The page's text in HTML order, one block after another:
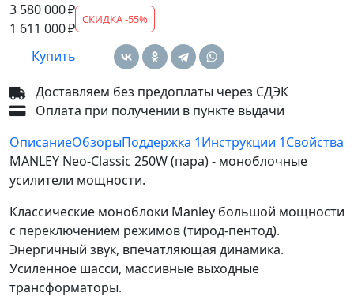
3 580 000 ₽
1 611 000 ₽
СКИДКА -55%
Купить
Доставляем без предоплаты через СДЭК
Оплата при получении в пункте выдачи
ОписаниеОбзорыПоддержка 1Инструкции 1Свойства
MANLEY Neo-Classic 250W (пара) - моноблочные
усилители мощности.
Классические моноблоки Manley большой мощности
с переключением режимов (тирод-пентод).
Энергичный звук, впечатляющая динамика.
Усиленное шасси, массивные выходные
трансформаторы.